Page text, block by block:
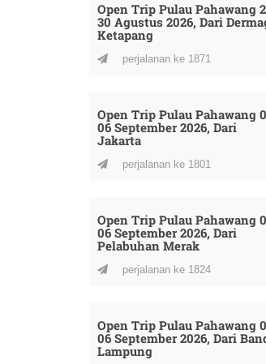
Open Trip Pulau Pahawang
30 Agustus 2026, Dari
Ketapang
perjalanan ke 1871
Open Trip Pulau Pahawang
06 September 2026, Dari
Jakarta
perjalanan ke 1801
Open Trip Pulau Pahawang
06 September 2026, Dari
Pelabuhan Merak
perjalanan ke 1824
Open Trip Pulau Pahawang
06 September 2026, Dari
Lampung